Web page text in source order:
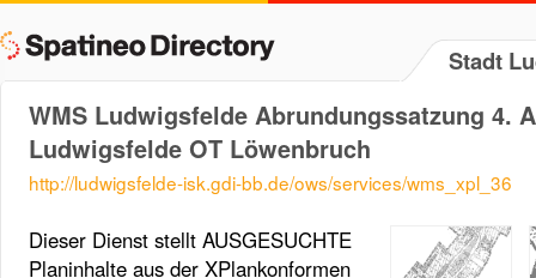
Stadt
WMS Ludwigsfelde Abrundungssatzung 4.
Ludwigsfelde OT Löwenbruch
http://ludwigsfelde-isk.gdi-bb.de/ows/services/wms_xpl_36
Dieser Dienst stellt AUSGESUCHTE
Planinhalte aus der XPlankonformen